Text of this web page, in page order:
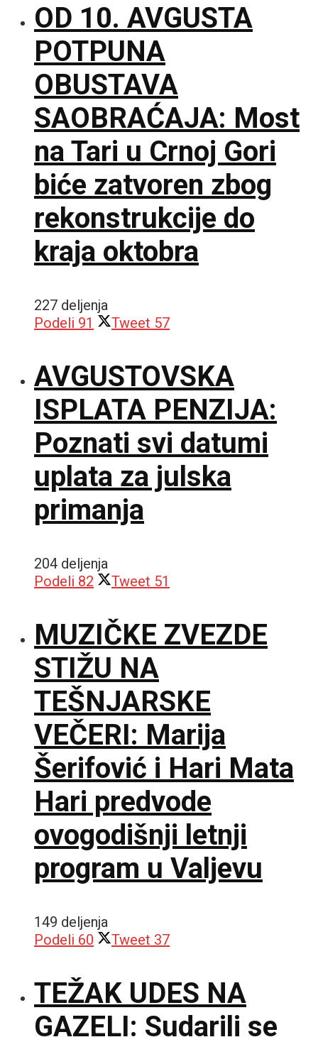
OD 10. AVGUSTA
POTPUNA
OBUSTAVA
SAOBRAĆAJA: Most
na Tari u Crnoj Gori
biće zatvoren zbog
rekonstrukcije do
kraja oktobra
227 deljenja
Podeli 91 Tweet 57
AVGUSTOVSKA
ISPLATA PENZIJA:
Poznati svi datumi
uplata za julska
primanja
204 deljenja
Podeli 82 Tweet 51
MUZIČKE ZVEZDE
STIŽU NA
TEŠNJARSKE
VEČERI: Marija
Šerifović i Hari Mata
Hari predvode
ovogodišnji letnji
program u Valjevu
149 deljenja
Podeli 60 Tweet 37
TEŽAK UDES NA
GAZELI: Sudarili se